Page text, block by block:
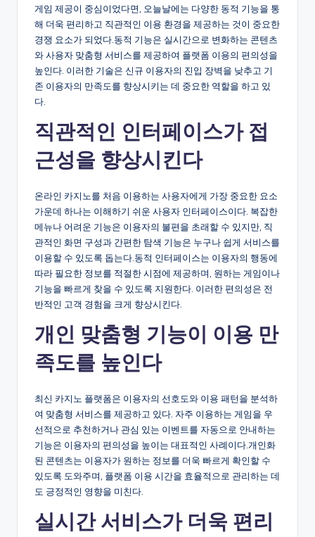
게임 제공이 중심이었다면, 오늘날에는 다양한 동적 기능을 통
해 더욱 편리하고 직관적인 이용 환경을 제공하는 것이 중요한
경쟁 요소가 되었다.동적 기능은 실시간으로 변화하는 콘텐츠
와 사용자 맞춤형 서비스를 제공하여 플랫폼 이용의 편의성을
높인다. 이러한 기술은 신규 이용자의 진입 장벽을 낮추고 기
존 이용자의 만족도를 향상시키는 데 중요한 역할을 하고 있
다.
직관적인 인터페이스가 접
근성을 향상시킨다
온라인 카지노를 처음 이용하는 사용자에게 가장 중요한 요소
가운데 하나는 이해하기 쉬운 사용자 인터페이스이다. 복잡한
메뉴나 어려운 기능은 이용자의 불편을 초래할 수 있지만, 직
관적인 화면 구성과 간편한 탐색 기능은 누구나 쉽게 서비스를
이용할 수 있도록 돕는다.동적 인터페이스는 이용자의 행동에
따라 필요한 정보를 적절한 시점에 제공하며, 원하는 게임이나
기능을 빠르게 찾을 수 있도록 지원한다. 이러한 편의성은 전
반적인 고객 경험을 크게 향상시킨다.
개인 맞춤형 기능이 이용 만
족도를 높인다
최신 카지노 플랫폼은 이용자의 선호도와 이용 패턴을 분석하
여 맞춤형 서비스를 제공하고 있다. 자주 이용하는 게임을 우
선적으로 추천하거나 관심 있는 이벤트를 자동으로 안내하는
기능은 이용자의 편의성을 높이는 대표적인 사례이다.개인화
된 콘텐츠는 이용자가 원하는 정보를 더욱 빠르게 확인할 수
있도록 도와주며, 플랫폼 이용 시간을 효율적으로 관리하는 데
도 긍정적인 영향을 미친다.
실시간 서비스가 더욱 편리